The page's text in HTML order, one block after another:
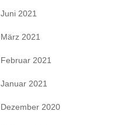
Juni 2021
März 2021
Februar 2021
Januar 2021
Dezember 2020